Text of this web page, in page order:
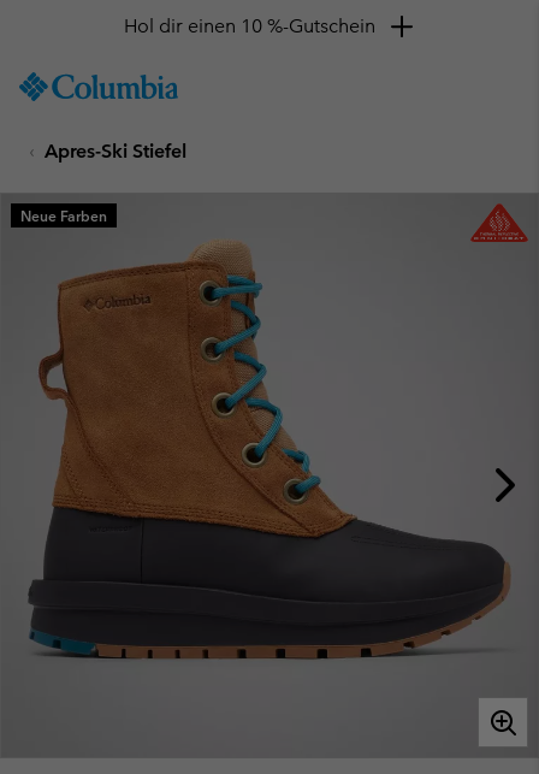
TO
SKIP
MAIN
NAV
TO
SEARCH
Hol dir einen 10 %-Gutschein
Apres-Ski Stiefel
Neue Farben